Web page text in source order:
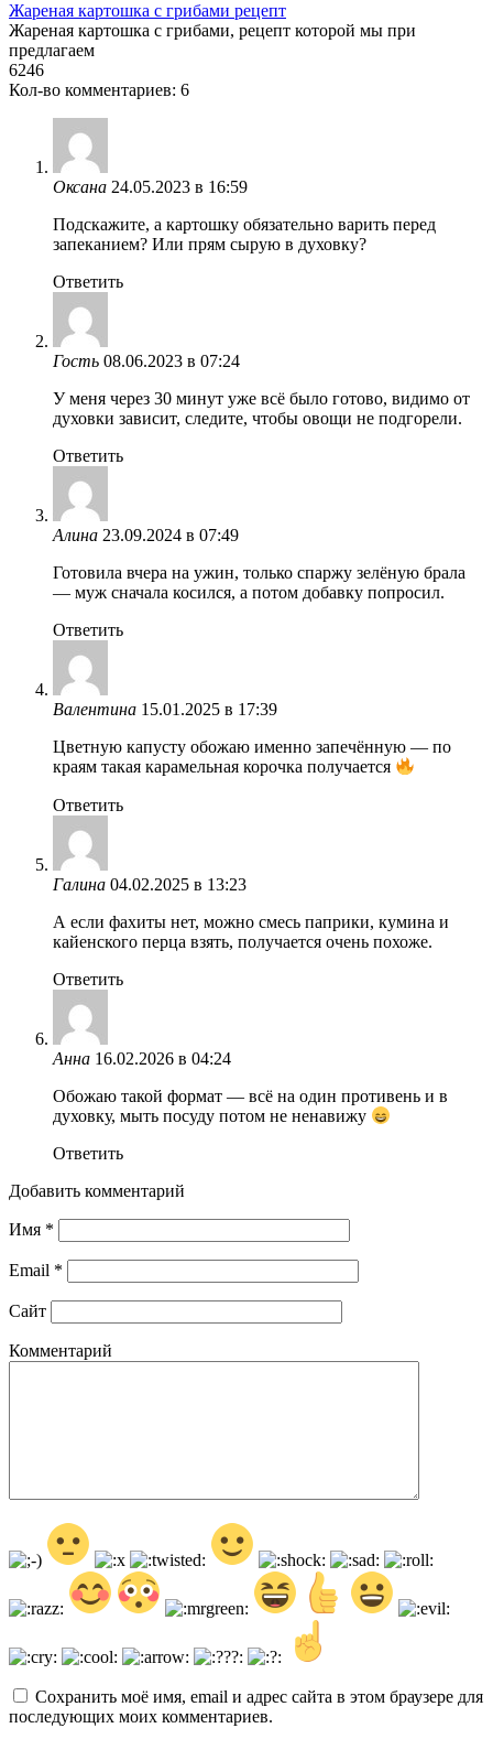
Жареная картошка с грибами рецепт
Жареная картошка с грибами, рецепт которой мы при
предлагаем
6246
Кол-во комментариев: 6
Оксана 24.05.2023 в 16:59
Подскажите, а картошку обязательно варить перед
запеканием? Или прям сырую в духовку?
Ответить
Гость 08.06.2023 в 07:24
У меня через 30 минут уже всё было готово, видимо от
духовки зависит, следите, чтобы овощи не подгорели.
Ответить
Алина 23.09.2024 в 07:49
Готовила вчера на ужин, только спаржу зелёную брала
— муж сначала косился, а потом добавку попросил.
Ответить
Валентина 15.01.2025 в 17:39
Цветную капусту обожаю именно запечённую — по
краям такая карамельная корочка получается
Ответить
Галина 04.02.2025 в 13:23
А если фахиты нет, можно смесь паприки, кумина и
кайенского перца взять, получается очень похоже.
Ответить
Анна 16.02.2026 в 04:24
Обожаю такой формат — всё на один противень и в
духовку, мыть посуду потом не ненавижу
Ответить
Добавить комментарий
Имя *
Email *
Сайт
Комментарий
Сохранить моё имя, email и адрес сайта в этом браузере для
последующих моих комментариев.